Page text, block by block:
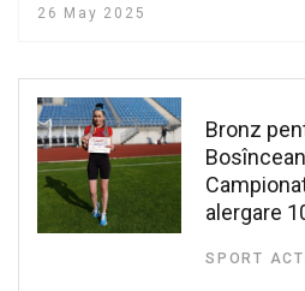
26 May 2025
Bronz
alergare
SPORT